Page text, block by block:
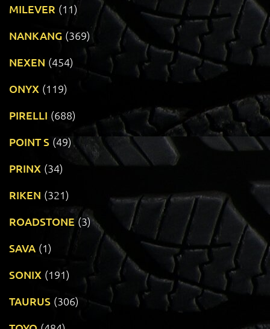
MILEVER (11)
NANKANG (369)
NEXEN (454)
ONYX (119)
PIRELLI (688)
POINT S (49)
PRINX (34)
RIKEN (321)
ROADSTONE (3)
SAVA (1)
SONIX (191)
TAURUS (306)